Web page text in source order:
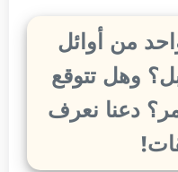
من أوائل
وهل تتوقع
دعنا نعرف